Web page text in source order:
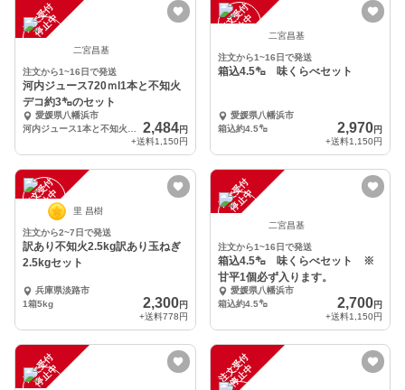
注
文
受
付
停
止
中
二宮昌基
注文から1~16日で発送
河内ジュース720ｍl1本と不知火
デコ約3㌔のセット
愛媛県八幡浜市
2,484円
+送料1,150円
注
文
受
付
停
止
中 二宮昌基
注文から1~16日で発送
箱込4.5㌔ 味くらべセット
愛媛県八幡浜市
箱込約4.5㌔
2,970円
+送料1,150円
注
文
受
付
停
止
中 里 昌樹
注文から2~7日で発送
訳あり不知火2.5kg訳あり玉ねぎ
2.5kgセット
兵庫県淡路市
1箱5kg
2,300円
+送料778円
注
文
受
付
停
止
中
二宮昌基
注文から1~16日で発送
箱込4.5㌔ 味くらべセット ※
甘平1個必ず入ります。
愛媛県八幡浜市
箱込約4.5㌔
2,700円
+送料1,150円
注
文
受
付
停
止
中 注
文
受
付
停
止
中